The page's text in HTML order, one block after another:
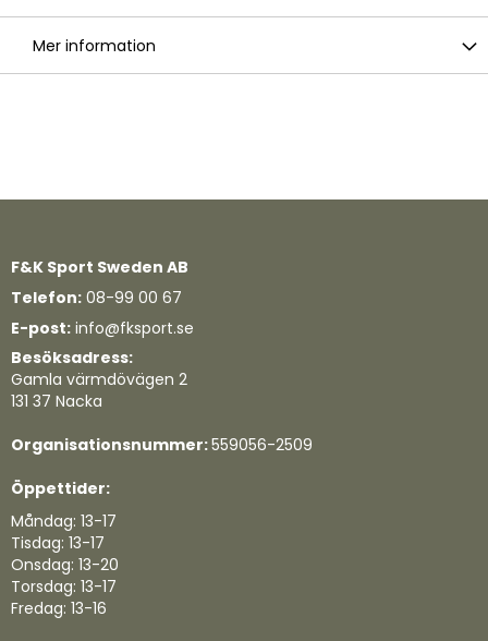
Mer information
F&K Sport Sweden AB
Telefon: 08-99 00 67
E-post: info@fksport.se
Besöksadress:
Gamla värmdövägen 2
131 37 Nacka
Organisationsnummer:559056-2509
Öppettider:
Måndag: 13-17
Tisdag: 13-17
Onsdag: 13-20
Torsdag: 13-17
Fredag: 13-16